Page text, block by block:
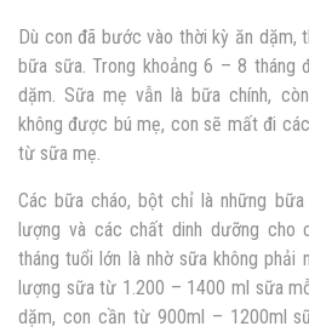
Dù con đã bước vào thời kỳ ăn dặm,
bữa sữa. Trong khoảng 6 – 8 tháng
dặm. Sữa mẹ vẫn là bữa chính,
không được bú mẹ, con sẽ mất đi
từ sữa mẹ.
Các bữa cháo, bột chỉ là những
lượng và các chất dinh dưỡng
tháng tuổi lớn là nhờ sữa không phải
lượng sữa từ 1.200 – 1400 ml sữa
dặm, con cần từ 900ml – 1200ml